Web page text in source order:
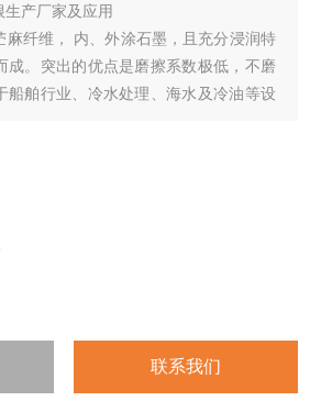
生产厂家及应用
麻纤维， 内、外涂石墨，且充分浸润特
成。突出的优点是磨擦系数极低，不磨
船舶行业、冷水处理、海水及冷油等设
联系我们